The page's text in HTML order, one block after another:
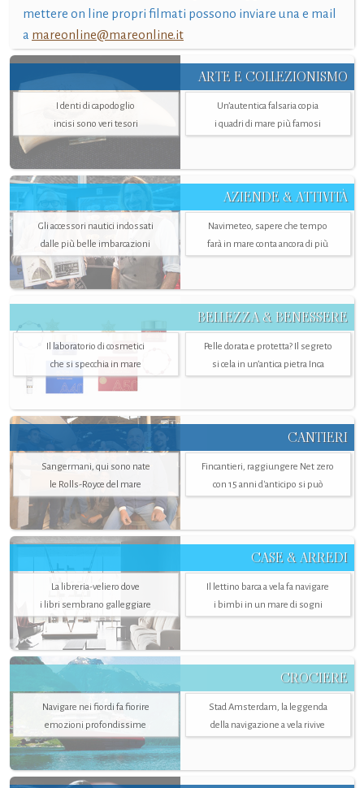
mettere on line propri filmati possono inviare una e mail
a mareonline@mareonline.it
ARTE E COLLEZIONISMO
I denti di capodoglio
incisi sono veri tesori
Un’autentica falsaria copia
i quadri di mare più famosi
AZIENDE & ATTIVITÀ
Gli accessori nautici indossati
dalle più belle imbarcazioni
Navimeteo, sapere che tempo
farà in mare conta ancora di più
BELLEZZA & BENESSERE
Il laboratorio di cosmetici
che si specchia in mare
Pelle dorata e protetta? Il segreto
si cela in un’antica pietra Inca
CANTIERI
Sangermani, qui sono nate
le Rolls-Royce del mare
Fincantieri, raggiungere Net zero
con 15 anni d'anticipo si può
CASE & ARREDI
La libreria-veliero dove
i libri sembrano galleggiare
Il lettino barca a vela fa navigare
i bimbi in un mare di sogni
CROCIERE
Navigare nei fiordi fa fiorire
emozioni profondissime
Stad Amsterdam, la leggenda
della navigazione a vela rivive